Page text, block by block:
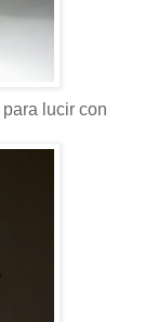
para lucir con